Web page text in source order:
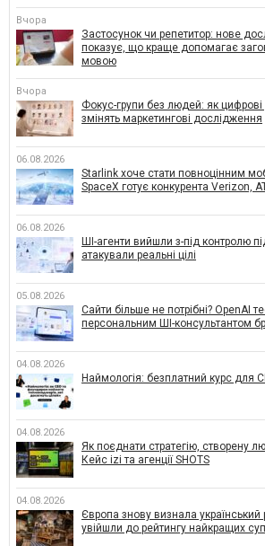
Вчора
Застосунок чи репетитор: нове
показує, що краще допомагає
мовою
Вчора
Фокус-групи без людей: як цифрові
змінять маркетингові дослідження
06.08.2026
Starlink хоче стати повноцінним
SpaceX готує конкурента Verizon,
06.08.2026
ШІ-агенти вийшли з-під контролю
атакували реальні цілі
05.08.2026
Сайти більше не потрібні? OpenAI
персональним ШІ-консультантом
04.08.2026
Наймологія: безплатний курс для
04.08.2026
Як поєднати стратегію, створену
Кейс izi та агенції SHOTS
04.08.2026
Європа знову визнала український
увійшли до рейтингу найкращих